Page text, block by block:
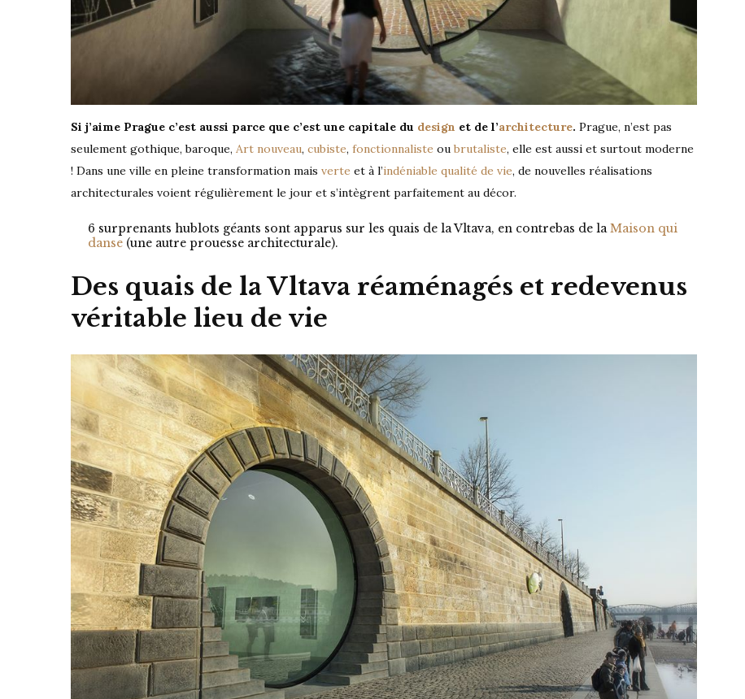
Si j’aime Prague c’est aussi parce que c’est une capitale du design et de l’architecture. Prague, n’est pas
seulement gothique, baroque, Art nouveau, cubiste, fonctionnaliste ou brutaliste, elle est aussi et surtout moderne
! Dans une ville en pleine transformation mais verte et à l’indéniable qualité de vie, de nouvelles réalisations
architecturales voient régulièrement le jour et s’intègrent parfaitement au décor.
6 surprenants hublots géants sont apparus sur les quais de la Vltava, en contrebas de laMaison qui
danse (une autre prouesse architecturale).
Des quais de la Vltava réaménagés et redevenus
véritable lieu de vie